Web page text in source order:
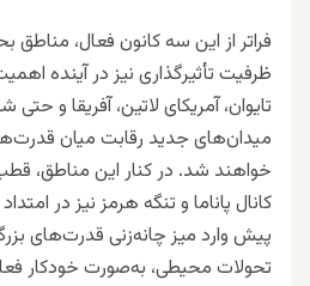
فراتر از این سه کانون فعال، مناطق
ظرفیت تأثیرگذاری نیز در آینده
تایوان، آمریکای لاتین، آفریقا و حتی
میدان‌های جدید رقابت میان
خواهند شد. در کنار این مناطق،
کانال پاناما و تنگه هرمز نیز در
پیش وارد میز چانه‌زنی قدرت‌های
تحولات محیطی، به‌صورت خودکار